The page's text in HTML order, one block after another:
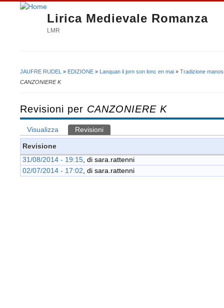
Lirica Medievale Romanza
LMR
Tu sei qui
JAUFRE RUDEL » EDIZIONE » Lanquan li jorn son lonc en mai » Tradizione
CANZONIERE K
Revisioni per CANZONIERE K
Schede primarie
Visualizza Revisioni
Revisione
31/08/2014 - 19:15 , di sara.rattenni
02/07/2014 - 17:02 , di sara.rattenni